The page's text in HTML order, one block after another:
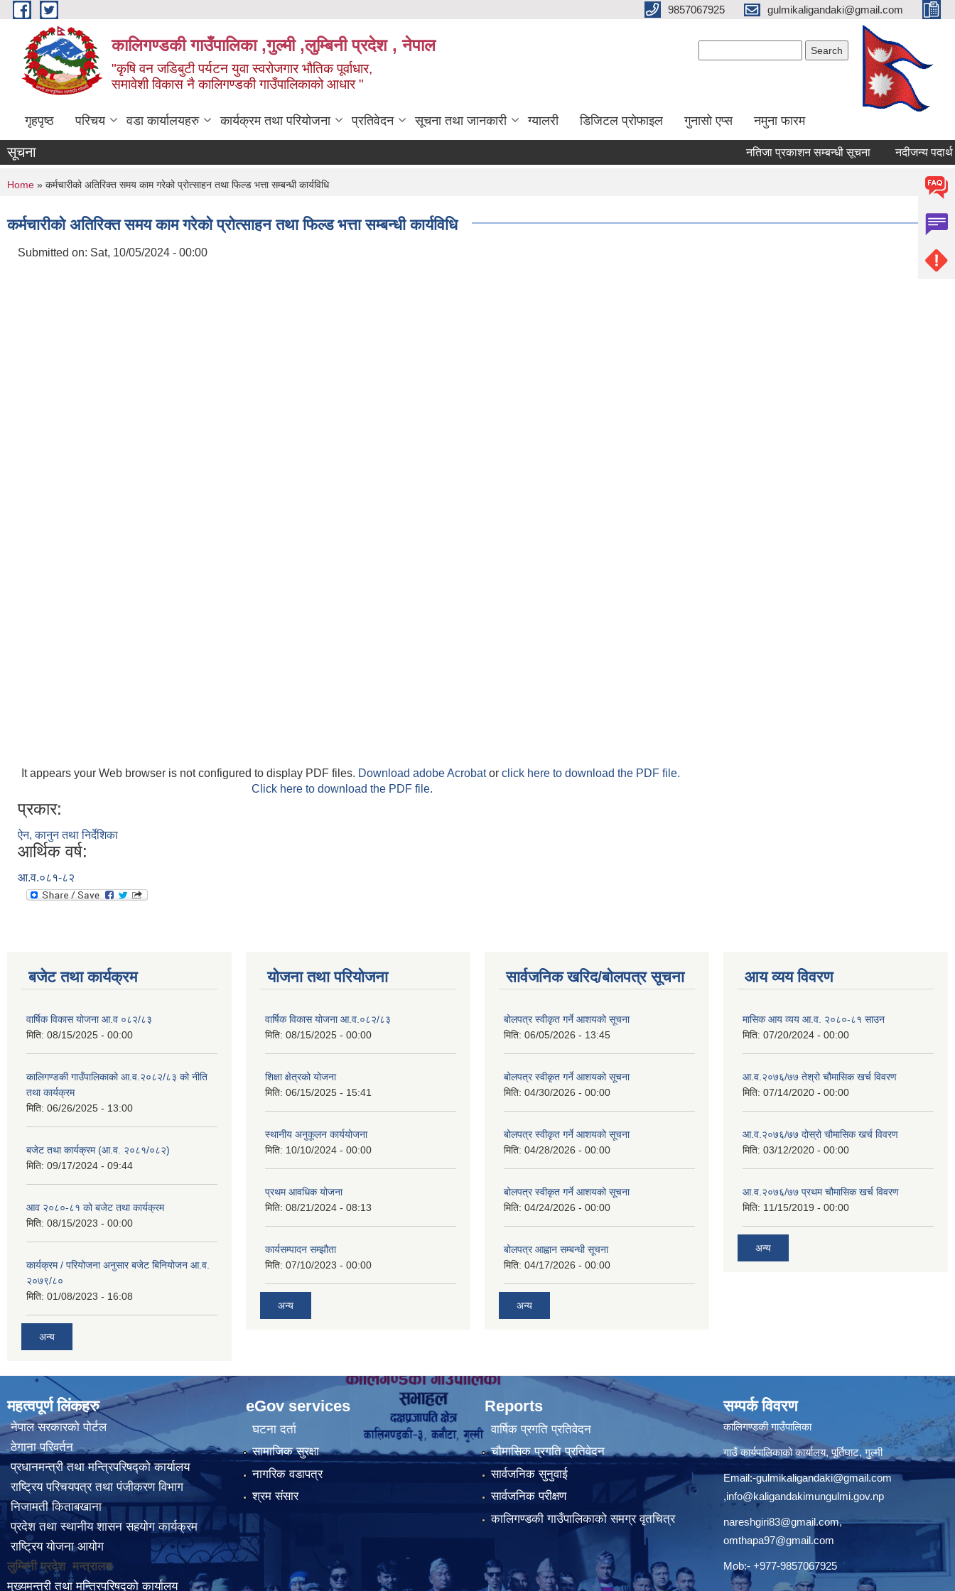
Skip to main content 9857067925 gulmikaligandaki@gmail.com
कालिगण्डकी गाउँपालिका ,गुल्मी ,लुम्बिनी प्रदेश , नेपाल
"कृषि वन जडिबुटी पर्यटन युवा स्वरोजगार भौतिक पूर्वाधार,
समावेशी विकास नै कालिगण्डकी गाउँपालिकाको आधार "
गृहपृष्ठ परिचय वडा कार्यालयहरु कार्यक्रम तथा परियोजना प्रतिवेदन सूचना तथा जानकारी ग्यालरी डिजिटल प्रोफाइल गुनासो एप्स नमुना फारम
सूचना नतिजा प्रकाशन सम्बन्धी सूचना नदीजन्य पदार्थ
You are here
Home » कर्मचारीको अतिरिक्त समय काम गरेको प्रोत्साहन तथा फिल्ड भत्ता सम्बन्धी कार्यविधि
कर्मचारीको अतिरिक्त समय काम गरेको प्रोत्साहन तथा फिल्ड भत्ता सम्बन्धी कार्यविधि
Submitted on: Sat, 10/05/2024 - 00:00
It appears your Web browser is not configured to display PDF files. Download adobe Acrobator click here to download the PDF file.
Click here to download the PDF file.
प्रकार:
ऐन, कानुन तथा निर्देशिका
आर्थिक वर्ष:
आ.व.०८१-८२
बजेट तथा कार्यक्रम
वार्षिक विकास योजना आ.व ०८२/८३
मिति: 08/15/2025 - 00:00
कालिगण्डकी गाउँपालिकाको आ.व.२०८२/८३ को नीति
तथा कार्यक्रम
मिति: 06/26/2025 - 13:00
बजेट तथा कार्यक्रम (आ.व. २०८१/०८२)
मिति: 09/17/2024 - 09:44
आव २०८०-८१ को बजेट तथा कार्यक्रम
मिति: 08/15/2023 - 00:00
कार्यक्रम / परियोजना अनुसार बजेट बिनियोजन आ.व.
२०७९/८०
मिति: 01/08/2023 - 16:08
अन्य
योजना तथा परियोजना
वार्षिक विकास योजना आ.व.०८२/८३
मिति: 08/15/2025 - 00:00
शिक्षा क्षेत्रको योजना
मिति: 06/15/2025 - 15:41
स्थानीय अनुकूलन कार्ययोजना
मिति: 10/10/2024 - 00:00
प्रथम आवधिक योजना
मिति: 08/21/2024 - 08:13
कार्यसम्पादन सम्झौता
मिति: 07/10/2023 - 00:00
अन्य
सार्वजनिक खरिद/बोलपत्र सूचना
बोलपत्र स्वीकृत गर्ने आशयको सूचना
मिति: 06/05/2026 - 13:45
बोलपत्र स्वीकृत गर्ने आशयको सूचना
मिति: 04/30/2026 - 00:00
बोलपत्र स्वीकृत गर्ने आशयको सूचना
मिति: 04/28/2026 - 00:00
बोलपत्र स्वीकृत गर्ने आशयको सूचना
मिति: 04/24/2026 - 00:00
बोलपत्र आह्वान सम्बन्धी सूचना
मिति: 04/17/2026 - 00:00
अन्य
आय व्यय विवरण
मासिक आय व्यय आ.व. २०८०-८१ साउन
मिति: 07/20/2024 - 00:00
आ.व.२०७६/७७ तेश्रो चौमासिक खर्च विवरण
मिति: 07/14/2020 - 00:00
आ.व.२०७६/७७ दोस्रो चौमासिक खर्च विवरण
मिति: 03/12/2020 - 00:00
आ.व.२०७६/७७ प्रथम चौमासिक खर्च विवरण
मिति: 11/15/2019 - 00:00
अन्य
महत्वपूर्ण लिंकहरु
नेपाल सरकारको पोर्टल
ठेगाना परिवर्तन
प्रधानमन्त्री तथा मन्त्रिपरिषद्को कार्यालय
राष्ट्रिय परिचयपत्र तथा पंजीकरण विभाग
निजामती किताबखाना
प्रदेश तथा स्थानीय शासन सहयोग कार्यक्रम
राष्ट्रिय योजना आयोग
लुम्बिनी प्रदेश मन्त्रालय
मुख्यमन्त्री तथा मन्त्रिपरिषद्को कार्यालय
eGov services
घटना दर्ता
सामाजिक सुरक्षा
नागरिक वडापत्र
श्रम संसार
Reports
वार्षिक प्रगति प्रतिवेदन
चौमासिक प्रगति प्रतिवेदन
सार्वजनिक सुनुवाई
सार्वजनिक परीक्षण
कालिगण्डकी गाउँपालिकाको समग्र वृतचित्र
सम्पर्क विवरण
कालिगण्डकी गाउँपालिका
गाउँ कार्यपालिकाको कार्यालय, पूर्तिघाट, गुल्मी
Email:-gulmikaligandaki@gmail.com
,info@kaligandakimungulmi.gov.np
nareshgiri83@gmail.com,
omthapa97@gmail.com
Mob:- +977-9857067925